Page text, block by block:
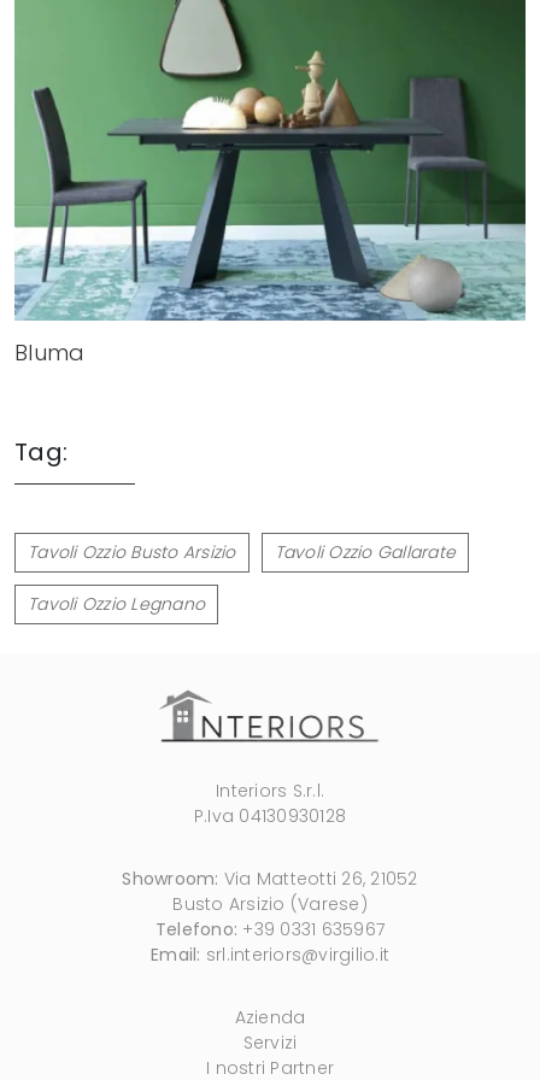
Bluma
Tag:
Tavoli Ozzio Busto Arsizio Tavoli Ozzio Gallarate
Tavoli Ozzio Legnano
Interiors S.r.l.
P.Iva 04130930128
Showroom: Via Matteotti 26, 21052
Busto Arsizio (Varese)
Telefono: +39 0331 635967
Email: srl.interiors@virgilio.it
Azienda
Servizi
I nostri Partner